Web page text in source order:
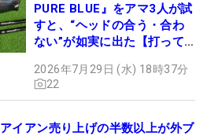
PURE BLUE』をアマ3人が試
すと、“ヘッドの合う・合わ
ない”が如実に出た【打って
2026年7月29日 (水) 18時37分
22
アイアン売り上げの半数以上が外ブ